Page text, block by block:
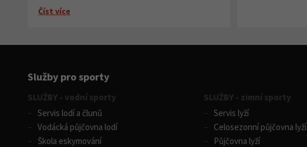
Číst více
Služby pro sporty
SLUŽBY - vodní sporty
Servis lodí a člunů
Vodácká půjčovna lodí
Škola eskymování
SLUŽBY - zimní sporty
Servis lyží
Celosezonní půjčovna lyží
Půjčovna lyží